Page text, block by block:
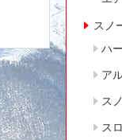
スノ
ハ
ア
ス
ス